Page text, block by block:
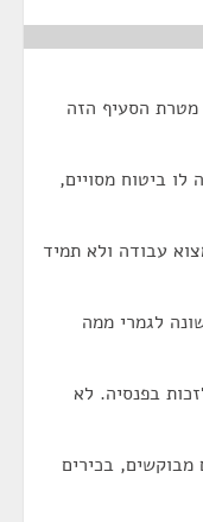
הקיים הוא חוק ישן, משנות ה-50. מטרת הסעיף הזה
ביטוח מסויים,
עבודה ולא תמיד
לגמרי ממה
בפנסיה. לא
בכירים